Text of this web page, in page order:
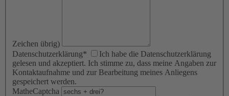
Zeichen übrig)
Datenschutzerklärung*
Ich habe die Datenschutzerklärung
gelesen und akzeptiert. Ich stimme zu, dass meine Angaben zur
Kontaktaufnahme und zur Bearbeitung meines Anliegens
gespeichert werden.
MatheCaptcha